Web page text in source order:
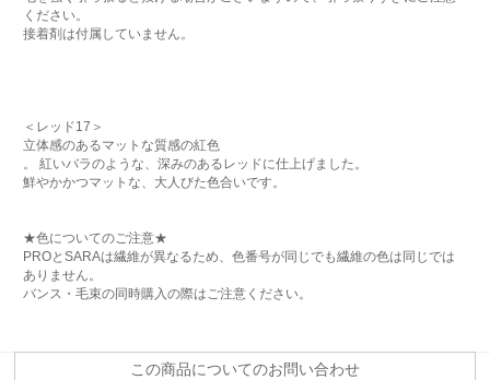
ください。
接着剤は付属していません。
＜レッド17＞
立体感のあるマットな質感の紅色
。 紅いバラのような、深みのあるレッドに仕上げました。
鮮やかかつマットな、大人びた色合いです。
★色についてのご注意★
PROとSARAは繊維が異なるため、色番号が同じでも繊維の色は同じでは
ありません。
バンス・毛束の同時購入の際はご注意ください。
この商品についてのお問い合わせ